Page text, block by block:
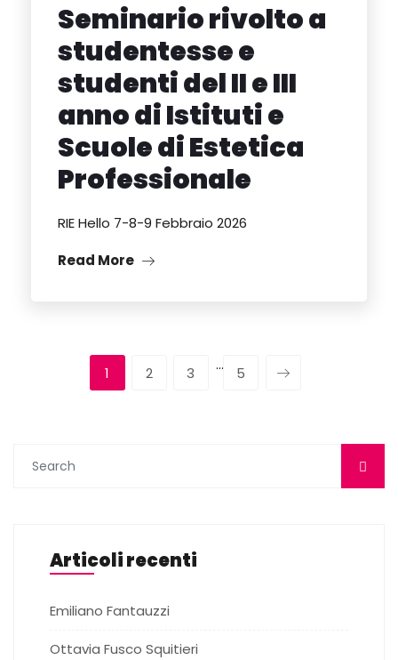
Seminario rivolto a
studentesse e
studenti del II e III
anno di Istituti e
Scuole di Estetica
Professionale
RIE Hello 7-8-9 Febbraio 2026
Read More
1 2 3 … 5
Articoli recenti
Emiliano Fantauzzi
Ottavia Fusco Squitieri